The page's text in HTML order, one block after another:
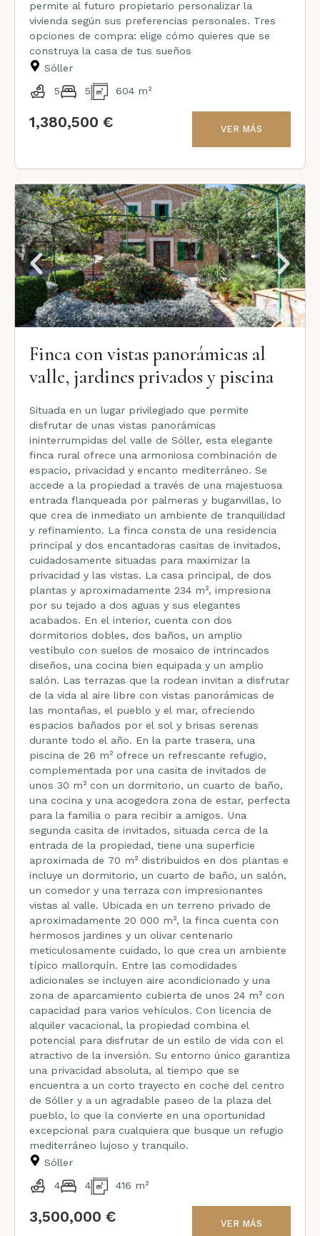
permite al futuro propietario personalizar la
vivienda según sus preferencias personales. Tres
opciones de compra: elige cómo quieres que se
construya la casa de tus sueños
Sóller
5 5 604 m²
1,380,500 € VER MÁS
Finca con vistas panorámicas al
valle, jardines privados y piscina
Situada en un lugar privilegiado que permite
disfrutar de unas vistas panorámicas
ininterrumpidas del valle de Sóller, esta elegante
finca rural ofrece una armoniosa combinación de
espacio, privacidad y encanto mediterráneo. Se
accede a la propiedad a través de una majestuosa
entrada flanqueada por palmeras y buganvillas, lo
que crea de inmediato un ambiente de tranquilidad
y refinamiento. La finca consta de una residencia
principal y dos encantadoras casitas de invitados,
cuidadosamente situadas para maximizar la
privacidad y las vistas. La casa principal, de dos
plantas y aproximadamente 234 m², impresiona
por su tejado a dos aguas y sus elegantes
acabados. En el interior, cuenta con dos
dormitorios dobles, dos baños, un amplio
vestíbulo con suelos de mosaico de intrincados
diseños, una cocina bien equipada y un amplio
salón. Las terrazas que la rodean invitan a disfrutar
de la vida al aire libre con vistas panorámicas de
las montañas, el pueblo y el mar, ofreciendo
espacios bañados por el sol y brisas serenas
durante todo el año. En la parte trasera, una
piscina de 26 m² ofrece un refrescante refugio,
complementada por una casita de invitados de
unos 30 m² con un dormitorio, un cuarto de baño,
una cocina y una acogedora zona de estar, perfecta
para la familia o para recibir a amigos. Una
segunda casita de invitados, situada cerca de la
entrada de la propiedad, tiene una superficie
aproximada de 70 m² distribuidos en dos plantas e
incluye un dormitorio, un cuarto de baño, un salón,
un comedor y una terraza con impresionantes
vistas al valle. Ubicada en un terreno privado de
aproximadamente 20 000 m², la finca cuenta con
hermosos jardines y un olivar centenario
meticulosamente cuidado, lo que crea un ambiente
típico mallorquín. Entre las comodidades
adicionales se incluyen aire acondicionado y una
zona de aparcamiento cubierta de unos 24 m² con
capacidad para varios vehículos. Con licencia de
alquiler vacacional, la propiedad combina el
potencial para disfrutar de un estilo de vida con el
atractivo de la inversión. Su entorno único garantiza
una privacidad absoluta, al tiempo que se
encuentra a un corto trayecto en coche del centro
de Sóller y a un agradable paseo de la plaza del
pueblo, lo que la convierte en una oportunidad
excepcional para cualquiera que busque un refugio
mediterráneo lujoso y tranquilo.
Sóller
4 4 416 m²
3,500,000 € VER MÁS